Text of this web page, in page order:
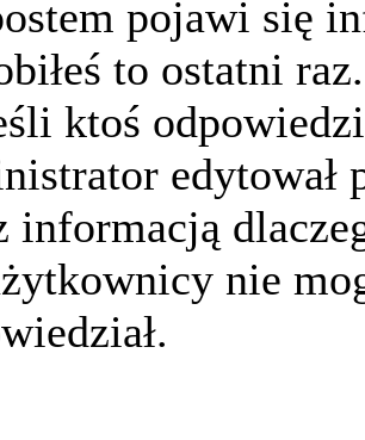
pojawi się
to ostatni
ktoś
edytował
informacją
nie